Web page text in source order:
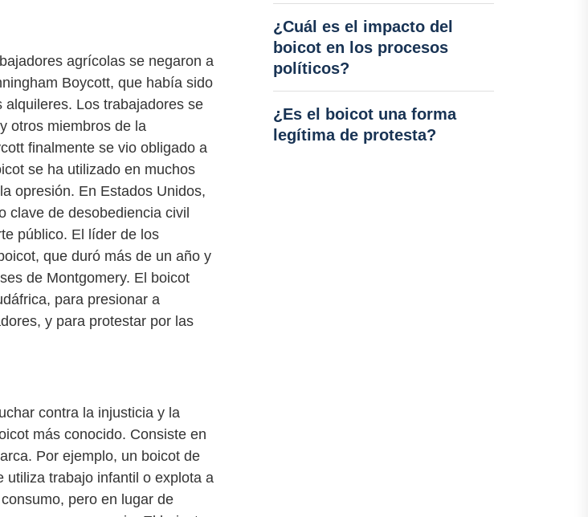
agrícolas se negaron a
Boycott, que había sido
Los trabajadores se
otros miembros de la
finalmente se vio obligado a
se ha utilizado en muchos
opresión. En Estados Unidos,
clave de desobediencia civil
público. El líder de los
que duró más de un año y
de Montgomery. El boicot
para presionar a
y para protestar por las
contra la injusticia y la
más conocido. Consiste en
Por ejemplo, un boicot de
trabajo infantil o explota a
pero en lugar de
¿Cuál es el impacto del
boicot en los procesos
políticos?
¿Es el boicot una forma
legítima de protesta?